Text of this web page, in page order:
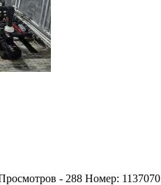
- 288 Номер: 1137070